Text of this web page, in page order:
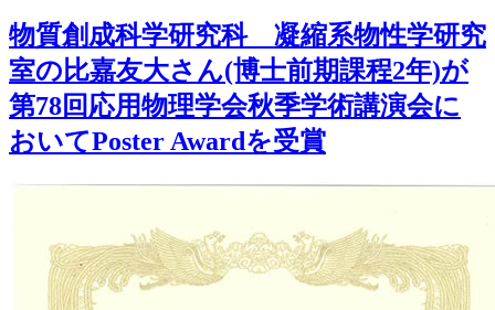
物質創成科学研究科 凝縮系物性学研究
室の比嘉友大さん(博士前期課程2年)が
第78回応用物理学会秋季学術講演会に
おいてPoster Awardを受賞